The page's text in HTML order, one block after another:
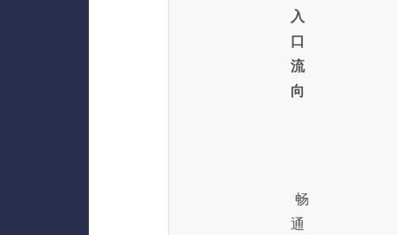
入
口
流
向
畅
通